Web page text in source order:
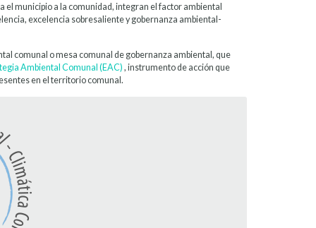
municipio a la comunidad, integran el factor ambiental
excelencia sobresaliente y gobernanza ambiental-
comunal o mesa comunal de gobernanza ambiental, que
Ambiental Comunal (EAC) , instrumento de acción que
en el territorio comunal.